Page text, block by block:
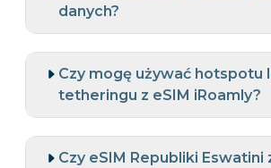
danych?
Czy mogę używać hotspotu
tetheringu z eSIM iRoamly?
Czy eSIM Republiki Eswatini